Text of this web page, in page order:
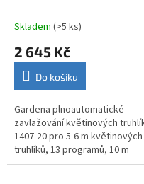
Skladem (>5 ks)
2 645 Kč
Do košíku
Gardena plnoautomatické
zavlažování květinových
1407-20 pro 5-6 m květinových
truhlíků, 13 programů, 10 m
hadice, kapače